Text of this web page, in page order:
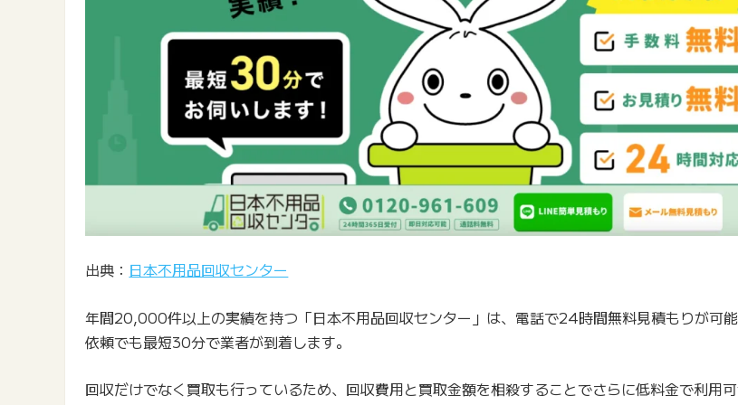
出典： 日本不用品回収センター
年間20,000件以上の実績を持つ「日本不用品回収センター」は、電話で24時間無料見積もりが可
依頼でも最短30分で業者が到着します。
回収だけでなく買取も行っているため、回収費用と買取金額を相殺することでさらに低料金で利用可